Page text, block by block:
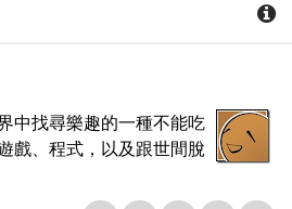
中找尋樂趣的一種不能吃
戲、程式，以及跟世間脫